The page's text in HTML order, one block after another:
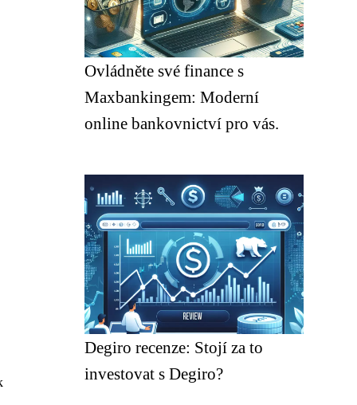
Ovládněte své finance s
Maxbankingem: Moderní
online bankovnictví pro vás.
Degiro recenze: Stojí za to
investovat s Degiro?